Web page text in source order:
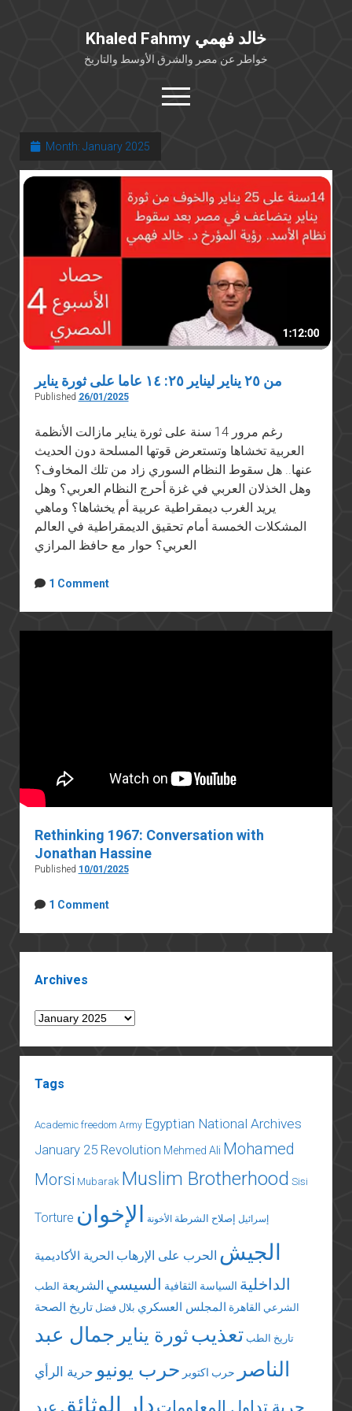
Khaled Fahmy خالد فهمي
خواطر عن مصر والشرق الأوسط والتاريخ
open
menu
خلفية شخصية
كتابات أكاديمية
مقالات صحافية
بوستات من فيسبوك
مقابلات في الإعلام
Month: January 2025
من ٢٥ يناير ليناير ٢٥: ١٤ عاما على ثورة يناير
Published 26/01/2025
رغم مرور 14 سنة على ثورة يناير مازالت الأنظمة
العربية تخشاها وتستعرض قوتها المسلحة دون الحديث
عنها.. هل سقوط النظام السوري زاد من تلك المخاوف؟
وهل الخذلان العربي في غزة أحرج النظام العربي؟ وهل
يريد الغرب ديمقراطية عربية أم يخشاها؟ وماهي
المشكلات الخمسة أمام تحقيق الديمقراطية في العالم
العربي؟ حوار مع حافظ المرازي
1 Comment
Rethinking 1967: Conversation with
Jonathan Hassine
Published 10/01/2025
1 Comment
Archives
Archives
Tags
Academic freedom Army Egyptian National Archives
January 25 Revolution Mehmed Ali Mohamed
Morsi Mubarak Muslim Brotherhood Sisi
Torture إسرائيل إصلاح الشرطة الأخونة الإخوان
الجيش الحرب على الإرهاب الحرية الأكاديمية
الداخلية السياسة الثقافية السيسي الشريعة الطب
الشرعي القاهرة المجلس العسكري بلال فضل تاريخ الصحة
تاريخ الطب تعذيبثورة يناير جمال عبد
الناصر
حرب اكتوبر حرب يونيو حرية الرأي
حرية تداول المعلومات دار الوثائق عبد